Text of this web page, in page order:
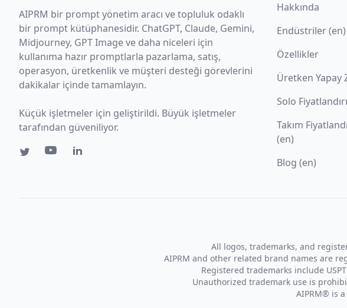
AIPRM bir prompt yönetim aracı ve topluluk odaklı
bir prompt kütüphanesidir. ChatGPT, Claude, Gemini,
Midjourney, GPT Image ve daha niceleri için
kullanıma hazır promptlarla pazarlama, satış,
operasyon, üretkenlik ve müşteri desteği görevlerini
dakikalar içinde tamamlayın.
Küçük işletmeler için geliştirildi. Büyük işletmeler
tarafından güveniliyor.
Hakkında
Endüstriler (en)
Özellikler
Üretken Yapay
Solo
Takım
(en)
Blog (en)
All logos, trademarks, and
AIPRM and other related brand names are
Registered trademarks include
Unauthorized trademark use is
AIPRM® is